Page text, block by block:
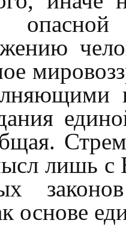
лишь с
основе